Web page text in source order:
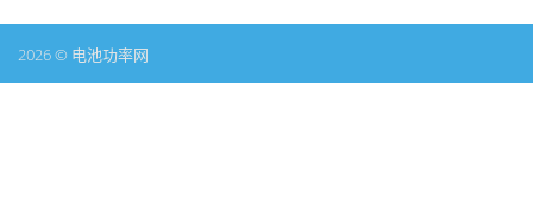
2026 © 电池功率网